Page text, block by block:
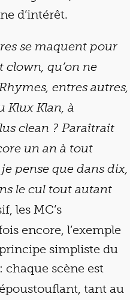
d’intérêt.
se maquent pour
clown, qu’on ne
entres autres,
Klux Klan, à
clean ? Paraîtrait
un an à tout
pense que dans dix,
le cul tout autant
les MC’s
encore, l’exemple
simpliste du
: chaque scène est
tant au